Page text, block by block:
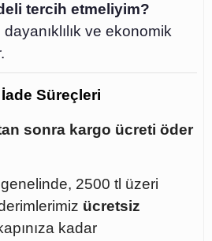
tercih etmeliyim?
ve ekonomik
Süreçleri
sonra kargo ücreti öder
2500 tl üzeri
ücretsiz
kadar